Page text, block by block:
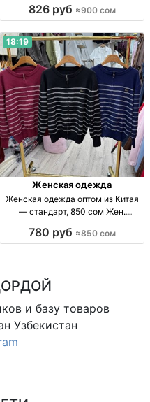
сом; отправка по СНГ
826 руб ≈900 сом
18:19
Женская одежда
Женская одежда оптом из Китая
— стандарт, 850 сом Жен.
Китай, 850 сом.
780 руб ≈850 сом
и базу товаров
Узбекистан